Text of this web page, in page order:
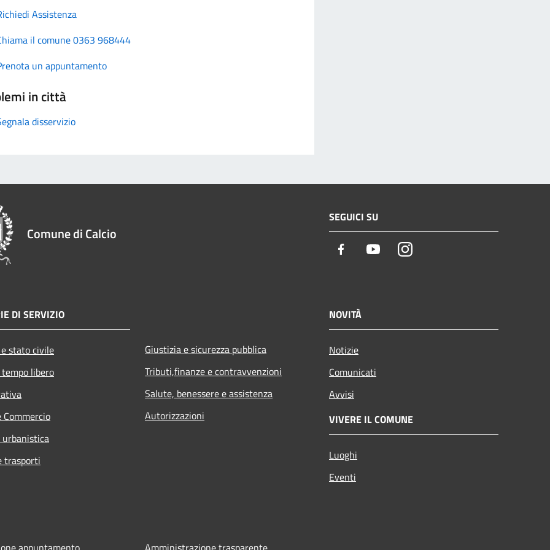
Assistenza
il comune 0363 968444
un appuntamento
in città
disservizio
Comune di Calcio
SEGUICI SU
Facebook YoutubeInstagram
DI SERVIZIO
stato civile
libero
Commercio
urbanistica
trasporti
Giustizia e sicurezza pubblica
Tributi,finanze e contravvenzioni
Salute, benessere e assistenza
Autorizzazioni
NOVITÀ
Notizie
Comunicati
Avvisi
VIVERE IL COMUNE
Luoghi
Eventi